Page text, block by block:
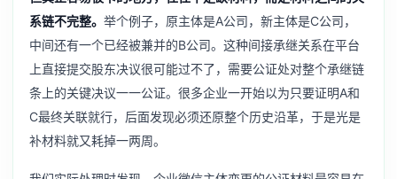
系链不完整。 举个例子，原主体是A公司，新主体是C公司，
中间还有一个已经被兼并的B公司。这种间接承继关系在平台
上直接提交股东决议很可能过不了，需要公证处对整个承继链
条上的关键决议一一公证。很多企业一开始以为只要证明A和
C最终关联就行，后面发现必须还原整个历史沿革，于是光是
补材料就又耗掉一两周。